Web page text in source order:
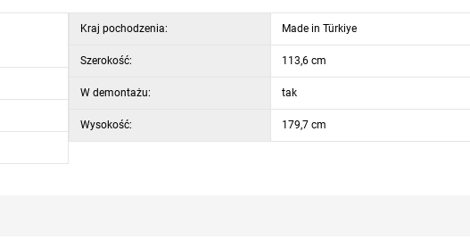
Kraj pochodzenia: Made in Türkiye
Szerokość: 113,6 cm
W demontażu: tak
Wysokość: 179,7 cm